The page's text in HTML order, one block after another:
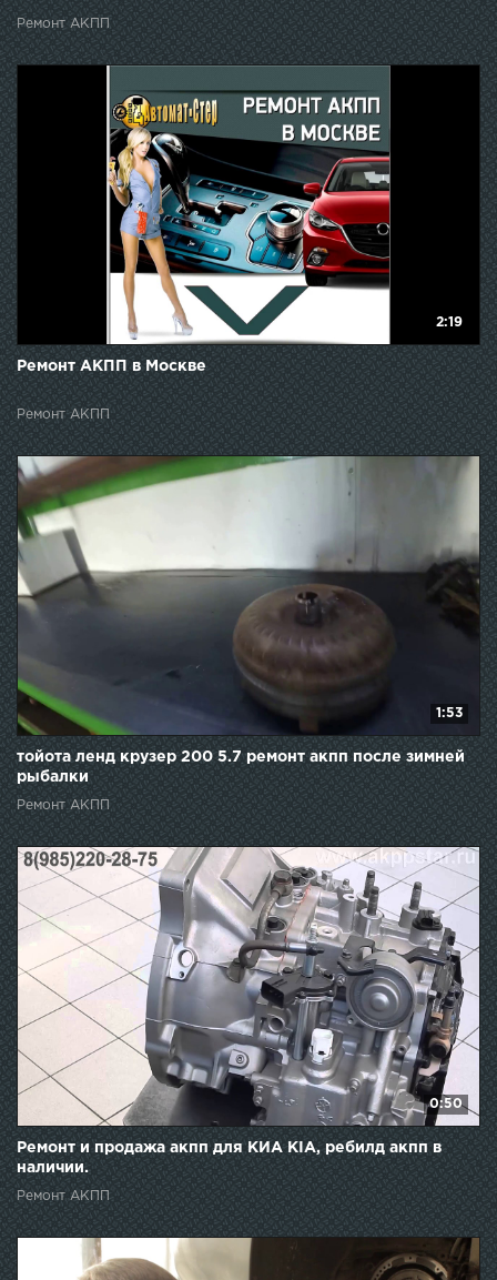
Ремонт АКПП
2:19
Ремонт АКПП в Москве
Ремонт АКПП
1:53
тойота ленд крузер 200 5.7 ремонт акпп после зимней
рыбалки
Ремонт АКПП
0:50
Ремонт и продажа акпп для КИА KIA, ребилд акпп в
наличии.
Ремонт АКПП